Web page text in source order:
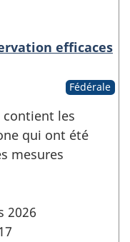
efficaces
Fédérale
contient les
qui ont été
mesures
2026